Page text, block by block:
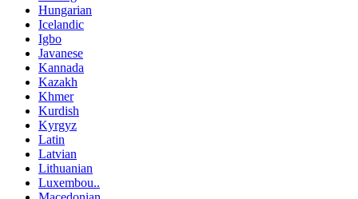
Hungarian
Icelandic
Igbo
Javanese
Kannada
Kazakh
Khmer
Kurdish
Kyrgyz
Latin
Latvian
Lithuanian
Luxembou..